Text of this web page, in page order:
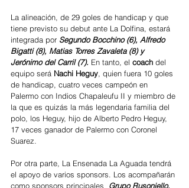
La alineación, de 29 goles de handicap y que
tiene previsto su debut ante La Dolfina, estará
integrada por Segundo Bocchino (6), Alfredo
Bigatti (8), Matias Torres Zavaleta (8) y
Jerónimo del Carril (7). En tanto, el coach del
equipo será Nachi Heguy, quien fuera 10 goles
de handicap, cuatro veces campeón en
Palermo con Indios Chapaleufu II y miembro de
la que es quizás la más legendaria familia del
polo, los Heguy, hijo de Alberto Pedro Heguy,
17 veces ganador de Palermo con Coronel
Suarez.
Por otra parte, La Ensenada La Aguada tendrá
el apoyo de varios sponsors. Los acompañarán
como sponsors principales Grupo Rusoniello,